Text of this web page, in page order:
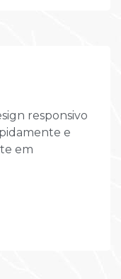
responsivo
e
em